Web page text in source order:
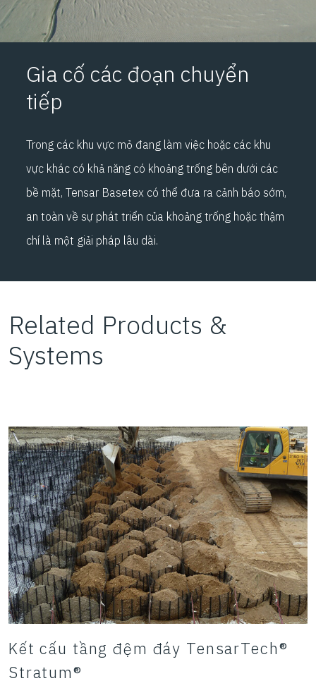
Gia cố các đoạn chuyển
tiếp
Trong các khu vực mỏ đang làm việc hoặc các khu
vực khác có khả năng có khoảng trống bên dưới các
bề mặt, Tensar Basetex có thể đưa ra cảnh báo sớm,
an toàn về sự phát triển của khoảng trống hoặc thậm
chí là một giải pháp lâu dài.
Related Products &
Systems
Kết cấu tầng đệm đáy TensarTech®
Stratum®